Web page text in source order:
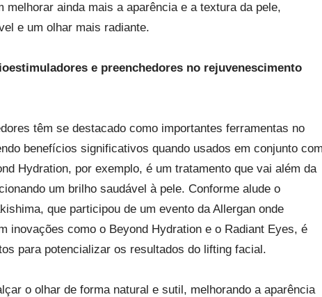
melhorar ainda mais a aparência e a textura da pele,
e um olhar mais radiante.
e preenchedores no rejuvenescimento
têm se destacado como importantes ferramentas no
benefícios significativos quando usados em conjunto com
Hydration, por exemplo, é um tratamento que vai além da
um brilho saudável à pele. Conforme alude o
que participou de um evento da Allergan onde
inovações como o Beyond Hydration e o Radiant Eyes, é
para potencializar os resultados do lifting facial.
o olhar de forma natural e sutil, melhorando a aparência